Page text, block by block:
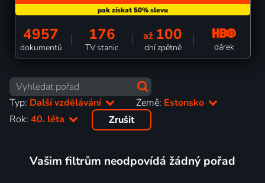
4957
dokumentů
176
TV stanic
až 100
dní zpětně dárek
Typ: Další vzdělávání Země: Estonsko
Rok: 40. léta Zrušit
Vašim filtrům neodpovídá žádný pořad